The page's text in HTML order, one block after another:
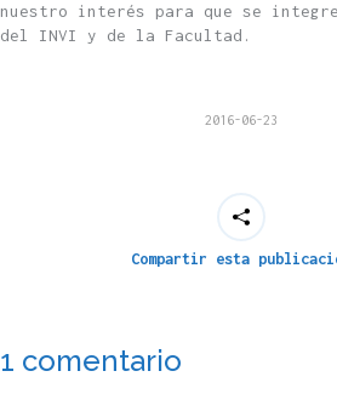
nuestro interés para que se
del INVI y de la Facultad.
2016-06-23
Compartir esta
1 comentario